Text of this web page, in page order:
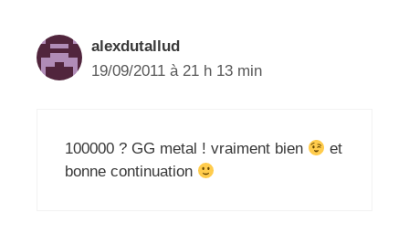
alexdutallud
19/09/2011 à 21 h 13 min
100000 ? GG metal ! vraiment bien
et
bonne continuation